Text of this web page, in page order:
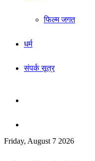
फिल्म जगत
धर्म
संपर्क सूत्र
Friday, August 7 2026